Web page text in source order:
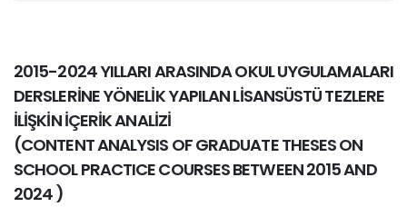
2015-2024 YILLARI ARASINDA OKUL UYGULAMALARI
DERSLERİNE YÖNELİK YAPILAN LİSANSÜSTÜ TEZLERE
İLİŞKİN İÇERİK ANALİZİ
(CONTENT ANALYSIS OF GRADUATE THESES ON
SCHOOL PRACTICE COURSES BETWEEN 2015 AND
2024 )